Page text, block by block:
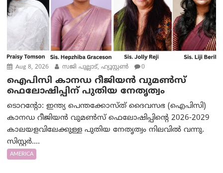
Aug 8, 2026 സജി പുല്ലാട്, ഹ്യൂസ്റ്റൺ 0
ഐപിസി കാനഡ റീജിയൻ വുമൺസ്
ഫെലോഷിപ്പിന് പുതിയ നേതൃത്വം
ടൊറന്റോ: ഇന്ത്യ പെന്തക്കോസ്ത് ദൈവസഭ (ഐപിസി)
കാനഡ റീജിയൻ വുമൺസ് ഫെലോഷിപ്പിന്റെ 2026-2029
കാലയളവിലേക്കുള്ള പുതിയ നേതൃത്വം നിലവിൽ വന്നു.
സിസ്റ്റർ....
AMERICA